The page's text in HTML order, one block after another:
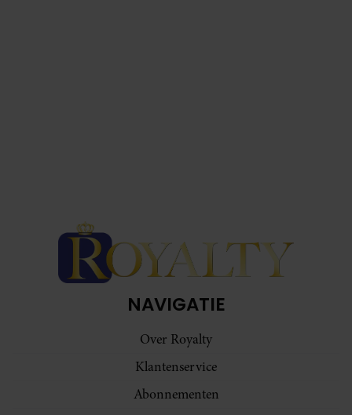
NAVIGATIE
Over Royalty
Klantenservice
Abonnementen